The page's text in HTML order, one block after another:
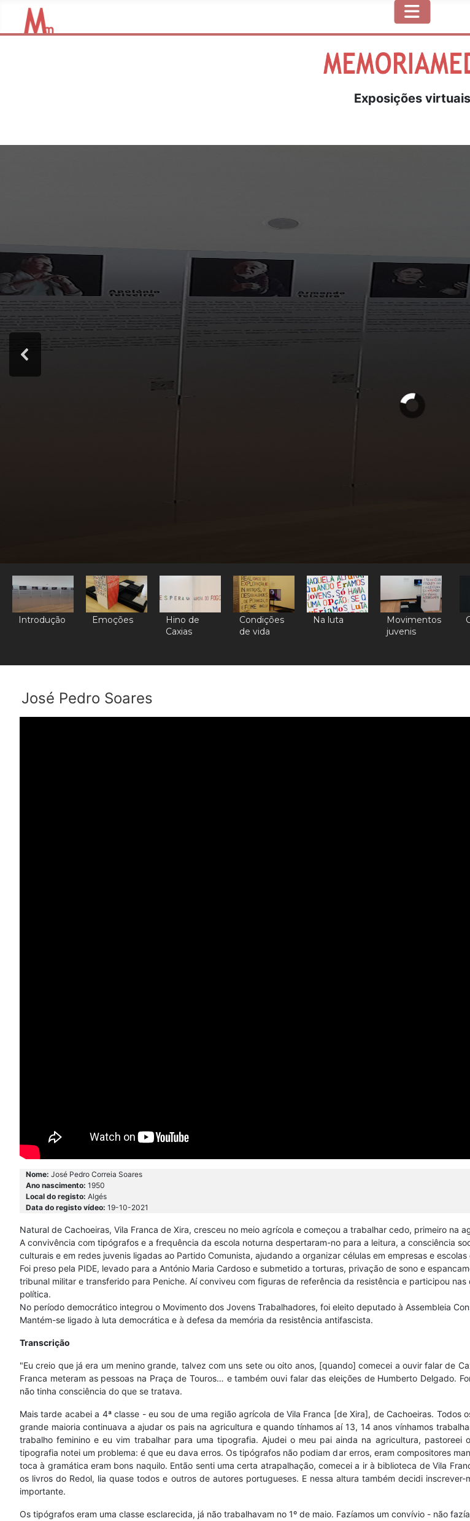
Exposições virtuais
Nesta exposição apresentam-se testemunhos de ex-presos políticos da prisão de
sociedade desigual e opressiva, promovendo ações de solidariedade e de protesto, apesar da
Foram apenas selecionadas algumas das histórias partilhadas, entre tantas para contar,
Introdução Emoções
Hino de
Caxias
Condições
de vida
Na luta
Movimentos
juvenis
José Pedro Soares
Nome: José Pedro Correia Soares
Ano nascimento: 1950
Local do registo: Algés
Data do registo vídeo: 19-10-2021
Natural de Cachoeiras, Vila Franca de Xira, cresceu no meio agrícola e começou a trabalhar cedo, primeiro na
A convivência com tipógrafos e a frequência da escola noturna despertaram-no para a leitura, a consciência
culturais e em redes juvenis ligadas ao Partido Comunista, ajudando a organizar células em empresas e escolas
Foi preso pela PIDE, levado para a António Maria Cardoso e submetido a torturas, privação de sono e
tribunal militar e transferido para Peniche. Aí conviveu com figuras de referência da resistência e participou
política.
No período democrático integrou o Movimento dos Jovens Trabalhadores, foi eleito deputado à Assembleia
Mantém-se ligado à luta democrática e à defesa da memória da resistência antifascista.
Transcrição
"Eu creio que já era um menino grande, talvez com uns sete ou oito anos, [quando] comecei a ouvir falar de
Franca meteram as pessoas na Praça de Touros… e também ouvi falar das eleições de Humberto Delgado.
não tinha consciência do que se tratava.
Mais tarde acabei a 4ª classe - eu sou de uma região agrícola de Vila Franca [de Xira], de Cachoeiras.
grande maioria continuava a ajudar os pais na agricultura e quando tínhamos aí 13, 14 anos vínhamos
trabalho feminino e eu vim trabalhar para uma tipografia. Ajudei o meu pai ainda na agricultura,
tipografia notei um problema: é que eu dava erros. Os tipógrafos não podiam dar erros, eram compositores
toca à gramática eram bons naquilo. Então senti uma certa atrapalhação, comecei a ir à biblioteca de Vila
os livros do Redol, lia quase todos e outros de autores portugueses. E nessa altura também decidi
importante.
Os tipógrafos eram uma classe esclarecida, já não trabalhavam no 1º de maio. Fazíamos um convívio - não